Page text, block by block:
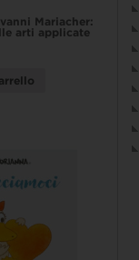
Mariacher:
arti applicate